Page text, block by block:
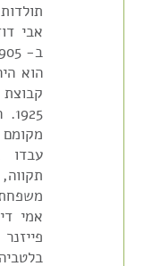
אבי
ב- 1905.
הוא
עבדו
משפחת
אמי